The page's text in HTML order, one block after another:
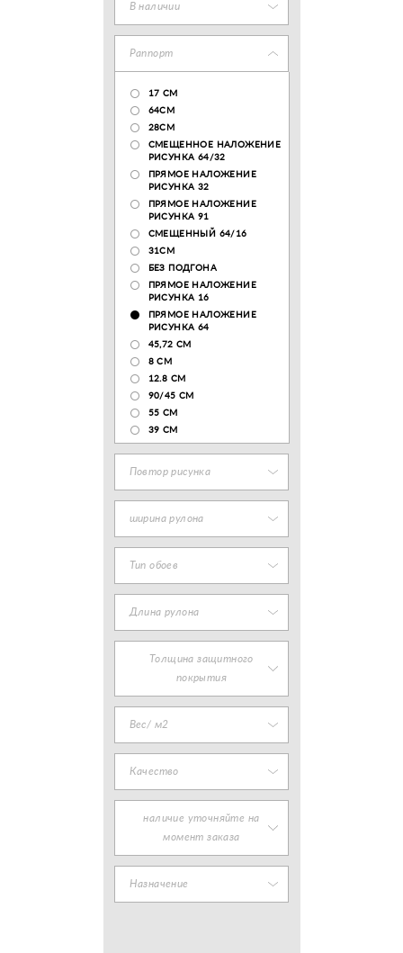
В наличии
Раппорт
17 CM
64СМ
28CM
СМЕЩЕННОЕ НАЛОЖЕНИЕ
РИСУНКА 64/32
ПРЯМОЕ НАЛОЖЕНИЕ
РИСУНКА 32
ПРЯМОЕ НАЛОЖЕНИЕ
РИСУНКА 91
СМЕЩЕННЫЙ 64/16
31СМ
БЕЗ ПОДГОНА
ПРЯМОЕ НАЛОЖЕНИЕ
РИСУНКА 16
ПРЯМОЕ НАЛОЖЕНИЕ
РИСУНКА 64
45,72 СМ
8 СМ
12.8 CM
90/45 СМ
55 СМ
39 СМ
Повтор рисунка
ширина рулона
Тип обоев
Длина рулона
Толщина защитного
покрытия
Вес/ м2
Качество
наличие уточняйте на
момент заказа
Назначение